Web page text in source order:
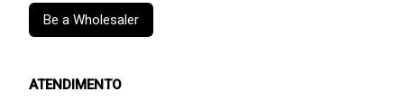
Be a Wholesaler
ATENDIMENTO